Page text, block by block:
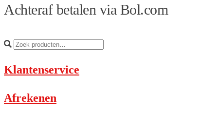
Achteraf betalen via Bol.com
Klantenservice
Afrekenen